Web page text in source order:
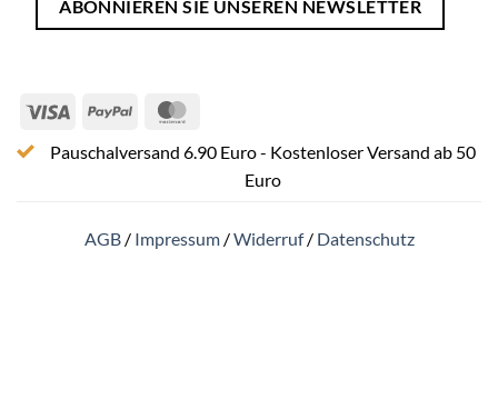
ABONNIEREN SIE UNSEREN NEWSLETTER
Visa PayPal
Pauschalversand 6.90 Euro - Kostenloser Versand ab 50
Euro
AGB/ Impressum/Widerruf/ Datenschutz